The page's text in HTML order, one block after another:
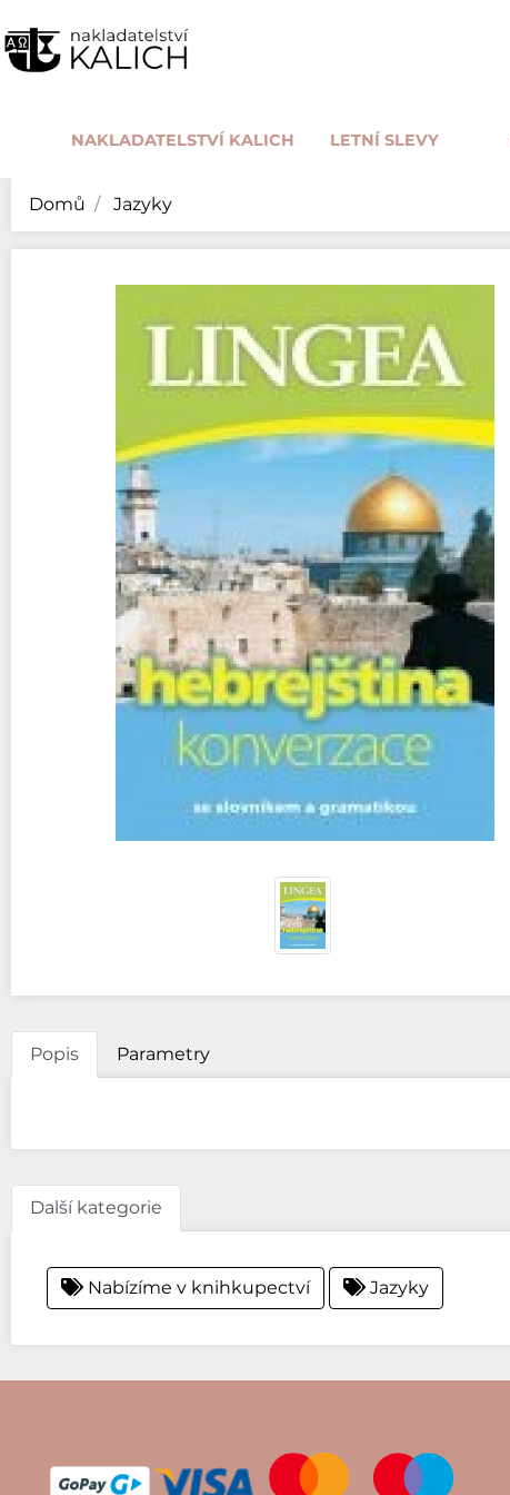
NAKLADATELSTVÍ KALICH LETNÍ SLEVY
Domů Jazyky
Popis Parametry
Další kategorie
Nabízíme v knihkupectví Jazyky